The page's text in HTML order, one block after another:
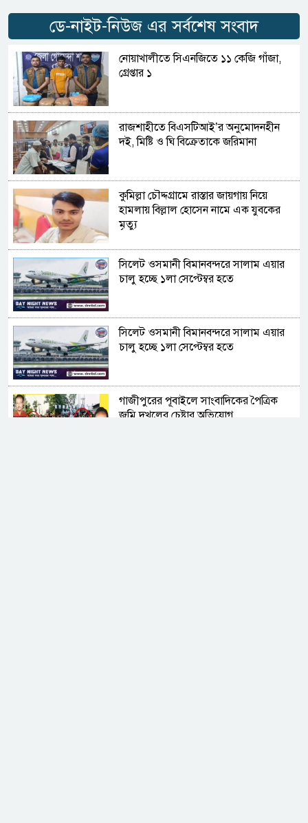
ডে-নাইট-নিউজ এর সর্বশেষ সংবাদ
নোয়াখালীতে সিএনজিতে ১১ কেজি গাঁজা,
গ্রেপ্তার ১
রাজশাহীতে বিএসটিআই’র অনুমোদনহীন
দই, মিষ্টি ও ঘি বিক্রেতাকে জরিমানা
কুমিল্লা চৌদ্দগ্রামে রাস্তার জায়গায় নিয়ে
হামলায় বিল্লাল হোসেন নামে এক যুবকের
মৃত্যু
সিলেট ওসমানী বিমানবন্দরে সালাম এয়ার
চালু হচ্ছে ১লা সেপ্টেম্বর হতে
সিলেট ওসমানী বিমানবন্দরে সালাম এয়ার
চালু হচ্ছে ১লা সেপ্টেম্বর হতে
গাজীপুরের পূবাইলে সাংবাদিকের পৈত্রিক
জমি দখলের চেষ্টার অভিযোগ